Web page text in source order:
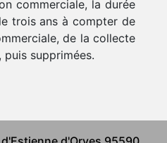
commerciale, la durée
trois ans à compter de
de la collecte
supprimées.